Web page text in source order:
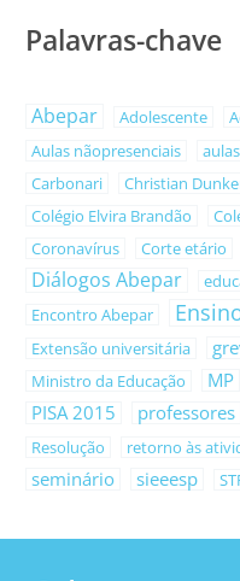
Palavras-chave
Abepar Adolescente
Aulas nãopresenciais
Carbonari
Christian
Colégio Elvira Brandão
Coronavírus Corte etário
Diálogos Abepar
Encontro Abepar
Extensão universitária
Ministro da Educação
MP
PISA 2015 professores
Resolução retorno às
seminário sieeesp